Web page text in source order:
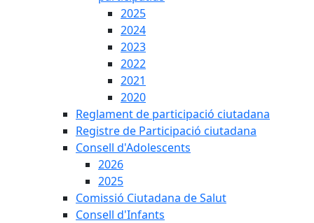
2025
2024
2023
2022
2021
2020
Reglament de participació ciutadana
Registre de Participació ciutadana
Consell d'Adolescents
2026
2025
Comissió Ciutadana de Salut
Consell d'Infants